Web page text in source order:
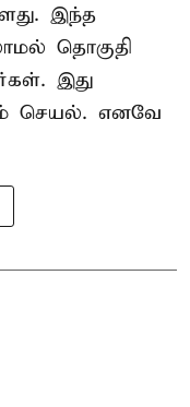
இந்த
தொகுதி
இது
செயல். எனவே